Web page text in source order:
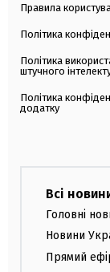
Правила
Політика
Політика
штучного
Політика
додатку
Всі
Головні
Новини
Прямий